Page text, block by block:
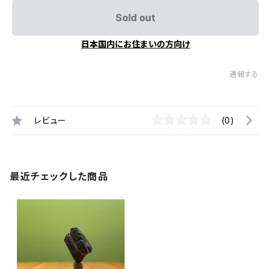
Sold out
日本国内にお住まいの方向け
通報する
レビュー (0)
最近チェックした商品